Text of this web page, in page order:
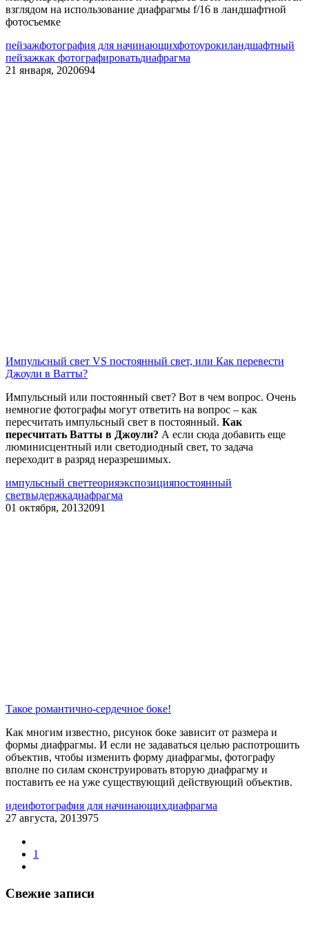
взглядом на использование диафрагмы f/16 в ландшафтной
фотосъемке
пейзажфотография для начинающихфотоурокиландшафтный
пейзажкак фотографироватьдиафрагма
21 января, 2020694
Импульсный свет VS постоянный свет, или Как перевести
Джоули в Ватты?
Импульсный или постоянный свет? Вот в чем вопрос. Очень
немногие фотографы могут ответить на вопрос – как
пересчитать импульсный свет в постоянный. Как
пересчитать Ватты в Джоули? А если сюда добавить еще
люминисцентный или светодиодный свет, то задача
переходит в разряд неразрешимых.
импульсный светтеорияэкспозицияпостоянный
светвыдержкадиафрагма
01 октября, 20132091
Такое романтично-сердечное боке!
Как многим известно, рисунок боке зависит от размера и
формы диафрагмы. И если не задаваться целью распотрошить
объектив, чтобы изменить форму диафрагмы, фотографу
вполне по силам сконструировать вторую диафрагму и
поставить ее на уже существующий действующий объектив.
идеифотография для начинающихдиафрагма
27 августа, 2013975
1
Свежие записи